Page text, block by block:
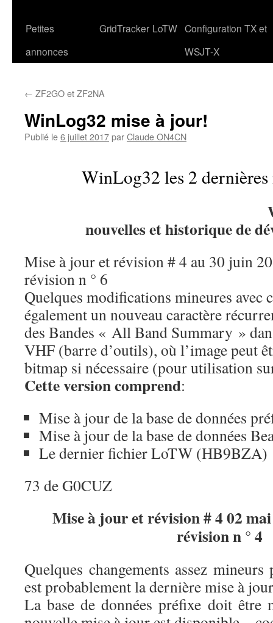
Petites
annonces
GridTracker LoTW Configuration TX et
WSJT-X
← ZF2GO et ZF2NA
WinLog32 mise à jour!
Publié le6 juillet 2017parClaude ON4CN
WinLog32 les 2
nouvelles et historique de
Mise à jour et révision # 4 au 30 juin
révision n ° 6
Quelques modifications mineures avec
également un nouveau caractère
des Bandes « All Band Summary »
VHF (barre d’outils), où l’image peut
bitmap si nécessaire (pour utilisation
Cette version comprend:
Mise à jour de la base de données
Mise à jour de la base de données
Le dernier fichier LoTW (HB9BZA)
73 de G0CUZ
Mise à jour et révision # 4 02
révision n ° 4
Quelques changements assez
est probablement la dernière mise à
La base de données préfixe doit être